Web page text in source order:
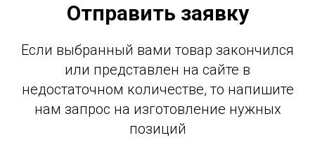
Отправить заявку
Если выбранный вами товар закончился
или представлен на сайте в
недостаточном количестве, то напишите
нам запрос на изготовление нужных
позиций